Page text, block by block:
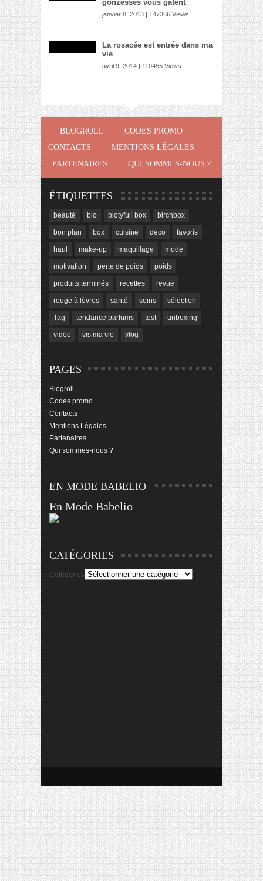
gonzesses vous gâtent
janvier 8, 2013 | 147366 Views
La rosacée est entrée dans ma
vie
avril 9, 2014 | 110455 Views
BLOGROLL
CODES PROMO
CONTACTS
MENTIONS LÉGALES
PARTENAIRES
QUI SOMMES-NOUS ?
ÉTIQUETTES
beauté bio biotyfull box birchbox
bon plan box cuisine déco favoris
haul make-up maquillage mode
motivation perte de poids poids
produits terminés recettes revue
rouge à lèvres santé soins sélection
Tag tendance parfums test unboxing
video vis ma vie vlog
PAGES
Blogroll
Codes promo
Contacts
Mentions Légales
Partenaires
Qui sommes-nous ?
EN MODE BABELIO
En Mode Babelio
CATÉGORIES
Catégories